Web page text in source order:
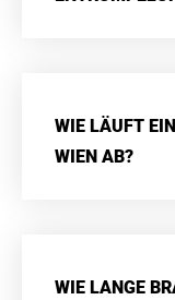
WIE LÄUFT
WIEN AB?
WIE LANGE